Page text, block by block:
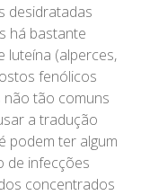
desidratadas
há bastante
luteína (alperces,
fenólicos
não tão comuns
a tradução
podem ter algum
de infecções
concentrados